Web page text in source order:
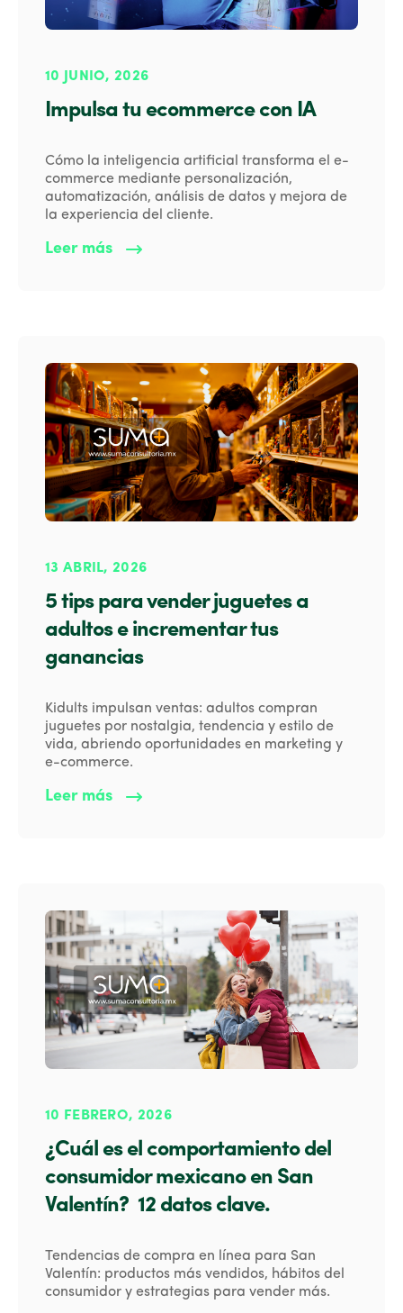
10 JUNIO, 2026
Impulsa tu ecommerce con IA
Cómo la inteligencia artificial transforma el e-
commerce mediante personalización,
automatización, análisis de datos y mejora de
la experiencia del cliente.
Leer más
13 ABRIL, 2026
5 tips para vender juguetes a
adultos e incrementar tus
ganancias
Kidults impulsan ventas: adultos compran
juguetes por nostalgia, tendencia y estilo de
vida, abriendo oportunidades en marketing y
e-commerce.
Leer más
10 FEBRERO, 2026
¿Cuál es el comportamiento del
consumidor mexicano en San
Valentín? 12 datos clave.
Tendencias de compra en línea para San
Valentín: productos más vendidos, hábitos del
consumidor y estrategias para vender más.